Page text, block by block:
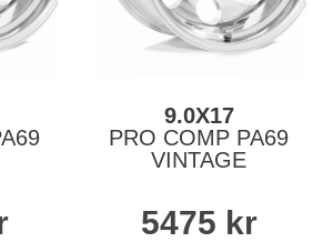
9.0X17
PRO COMP PA69
VINTAGE
5475 kr